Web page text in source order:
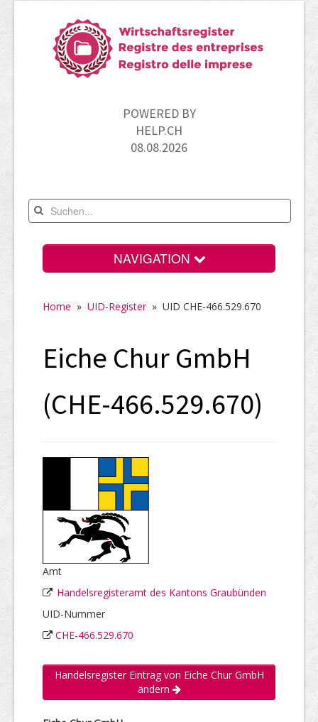
POWERED BY
HELP.CH
08.08.2026
NAVIGATION
Neugründungen
UID-Register
Links
Home » UID-Register» UID CHE-466.529.670
Eiche Chur GmbH
(CHE-466.529.670)
Amt
Handelsregisteramt des Kantons Graubünden
UID-Nummer
CHE-466.529.670
Handelsregister Eintrag von Eiche Chur GmbH
ändern